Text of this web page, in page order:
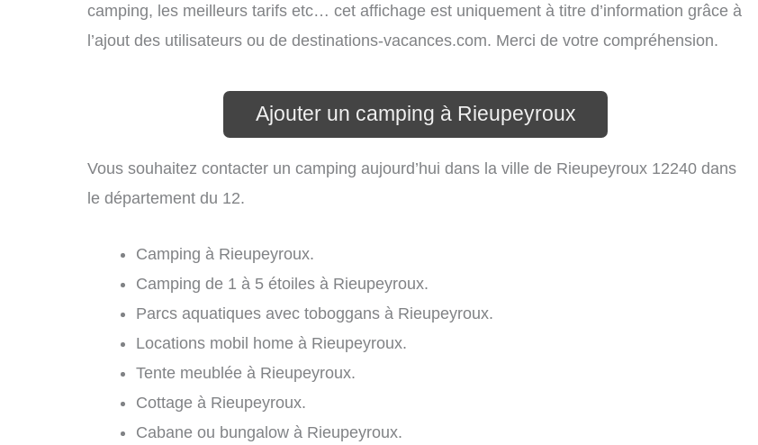
camping, les meilleurs tarifs etc… cet affichage est uniquement à titre d’information grâce à
l’ajout des utilisateurs ou de destinations-vacances.com. Merci de votre compréhension.
Ajouter un camping à Rieupeyroux
Vous souhaitez contacter un camping aujourd’hui dans la ville de Rieupeyroux 12240 dans
le département du 12.
Camping à Rieupeyroux.
Camping de 1 à 5 étoiles à Rieupeyroux.
Parcs aquatiques avec toboggans à Rieupeyroux.
Locations mobil home à Rieupeyroux.
Tente meublée à Rieupeyroux.
Cottage à Rieupeyroux.
Cabane ou bungalow à Rieupeyroux.